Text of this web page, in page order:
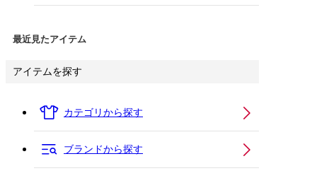
最近見たアイテム
アイテムを探す
カテゴリから探す
ブランドから探す